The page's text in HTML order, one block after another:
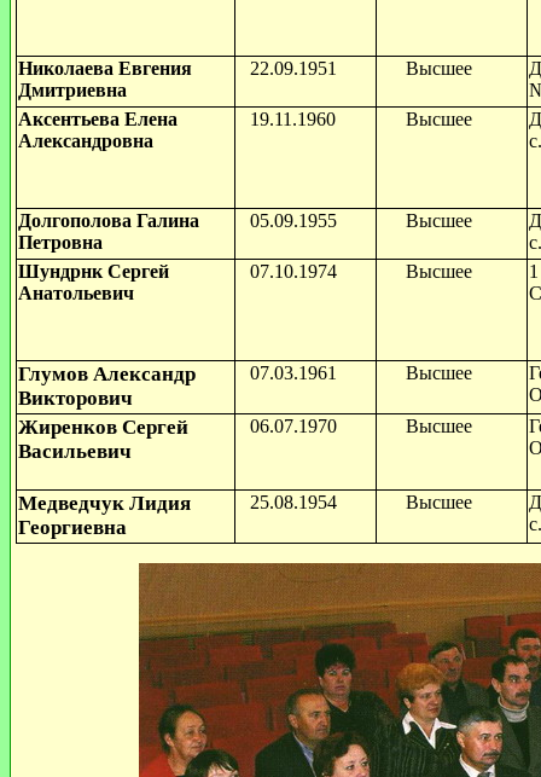
Николаева Евгения
Дмитриевна
22.09.1951 Высшее
Аксентьева Елена
Александровна
19.11.1960 Высшее
Долгополова Галина
Петровна
05.09.1955 Высшее
Шундрнк Сергей
Анатольевич
07.10.1974 Высшее
Глумов Александр
Викторович
07.03.1961 Высшее
Жиренков Сергей
Васильевич
06.07.1970 Высшее
Медведчук Лидия
Георгиевна
25.08.1954 Высшее